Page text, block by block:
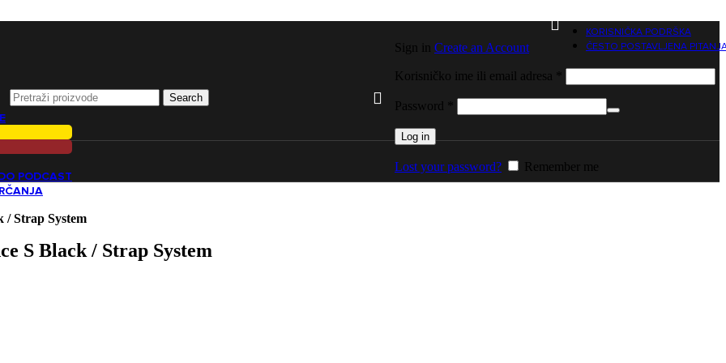
KORISNIČKA PODRŠKA
ČESTO POSTAVLJENA
Search
Sign in Create an Account
Korisničko ime ili email adresa
Password
Log in
Lost your password? Remember me
PODCAST
/ Strap System
S Black / Strap System